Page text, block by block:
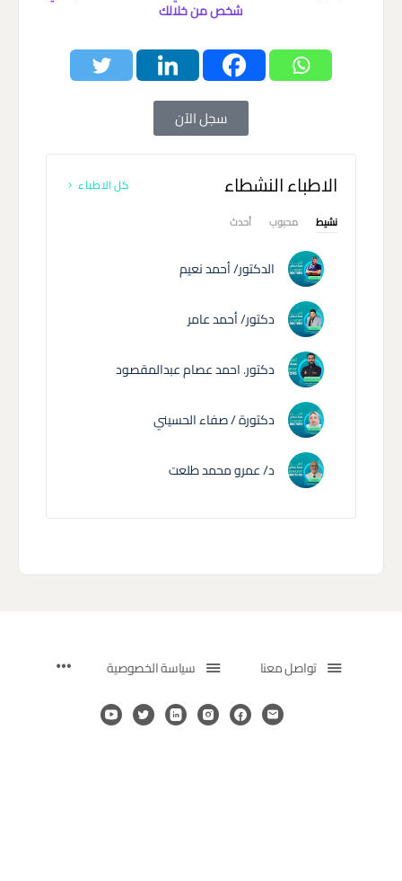
شخص من خلالك
سجل الآن
الاطباء النشطاء كل الاطباء
نشيط محبوب أحدث
الدكتور/ أحمد نعيم
دكتور/ أحمد عامر
دكتور. احمد عصام عبدالمقصود
دكتورة / صفاء الحسيني
د/ عمرو محمد طلعت
تواصل معنا سياسة الخصوصية